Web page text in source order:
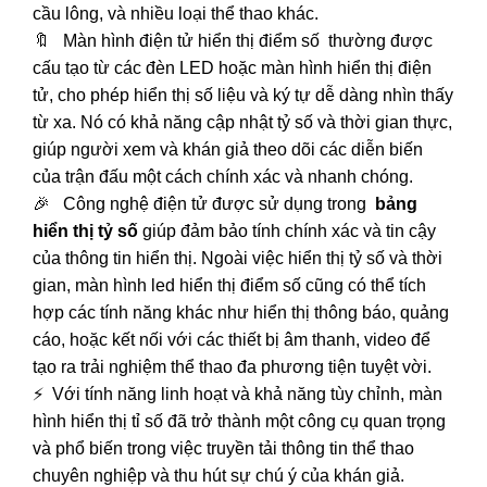
cầu lông, và nhiều loại thể thao khác.
🔖 Màn hình điện tử hiển thị điểm số thường được
cấu tạo từ các đèn LED hoặc màn hình hiển thị điện
tử, cho phép hiển thị số liệu và ký tự dễ dàng nhìn thấy
từ xa. Nó có khả năng cập nhật tỷ số và thời gian thực,
giúp người xem và khán giả theo dõi các diễn biến
của trận đấu một cách chính xác và nhanh chóng.
🎉 Công nghệ điện tử được sử dụng trong
bảng
hiển thị tỷ số giúp đảm bảo tính chính xác và tin cậy
của thông tin hiển thị. Ngoài việc hiển thị tỷ số và thời
gian, màn hình led hiển thị điểm số cũng có thể tích
hợp các tính năng khác như hiển thị thông báo, quảng
cáo, hoặc kết nối với các thiết bị âm thanh, video để
tạo ra trải nghiệm thể thao đa phương tiện tuyệt vời.
⚡ Với tính năng linh hoạt và khả năng tùy chỉnh, màn
hình hiển thị tỉ số đã trở thành một công cụ quan trọng
và phổ biến trong việc truyền tải thông tin thể thao
chuyên nghiệp và thu hút sự chú ý của khán giả.